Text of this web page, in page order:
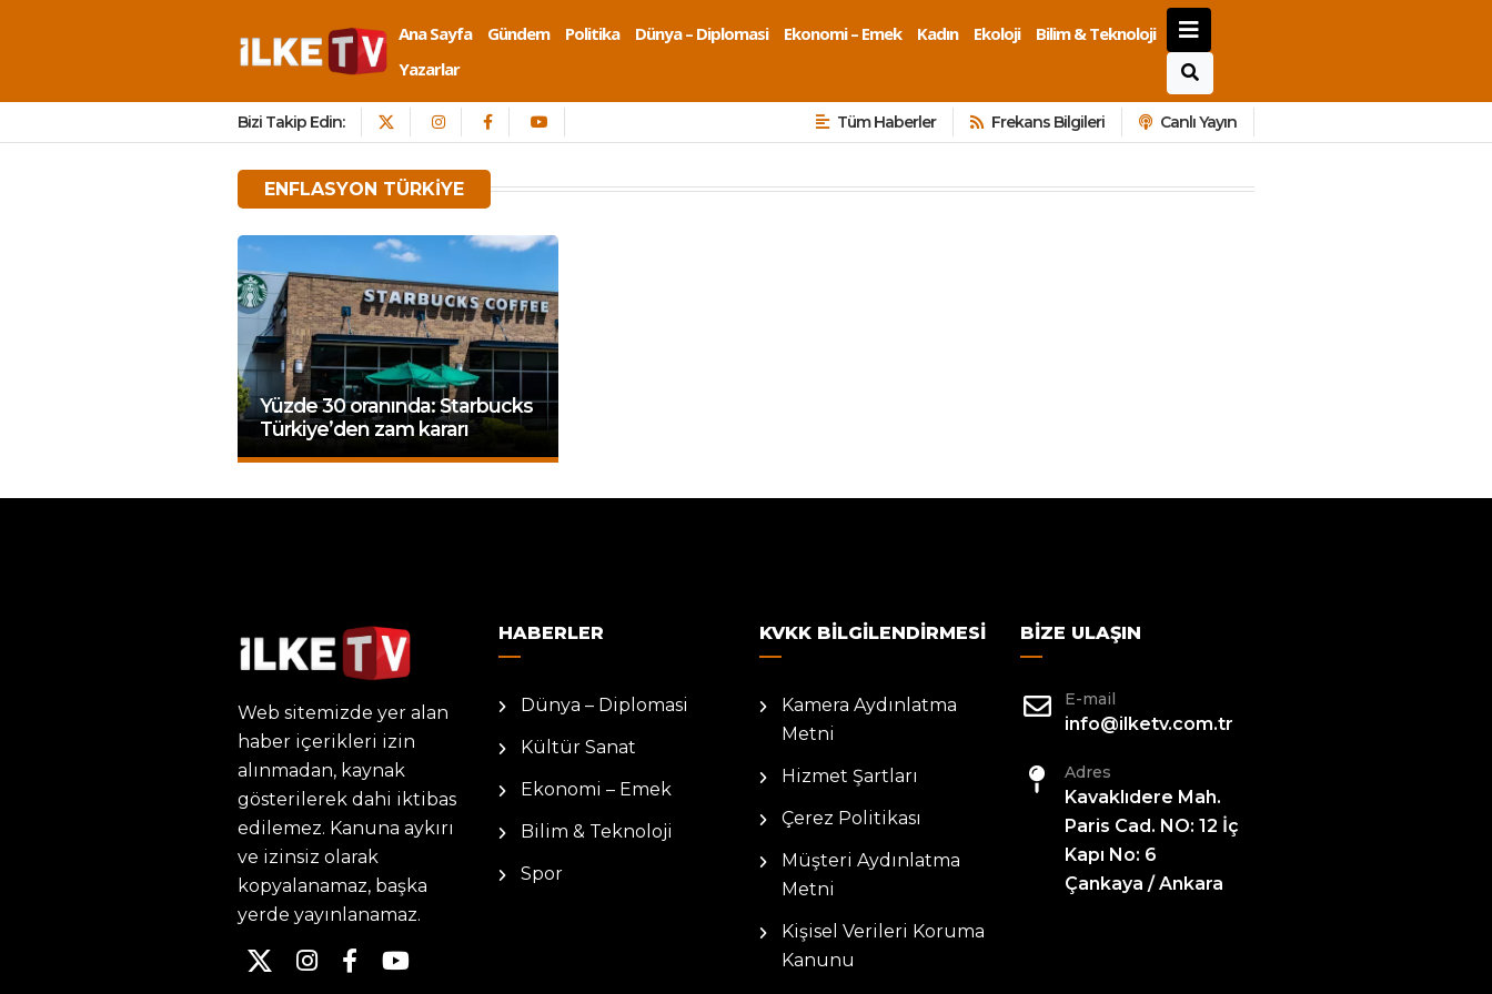
Ana Sayfa Gündem Politika Dünya – Diplomasi Ekonomi – Emek Kadın Ekoloji
Bilim & Teknoloji
Yazarlar
Bizi Takip Edin: Tüm Haberler Frekans Bilgileri Canlı Yayın
ENFLASYON TÜRKIYE
Yüzde 30 oranında: Starbucks
Türkiye’den zam kararı
Web sitemizde yer alan
haber içerikleri izin
alınmadan, kaynak
gösterilerek dahi iktibas
edilemez. Kanuna aykırı
ve izinsiz olarak
kopyalanamaz, başka
yerde yayınlanamaz.
HABERLER
Dünya – Diplomasi
Kültür Sanat
Ekonomi – Emek
Bilim & Teknoloji
Spor
KVKK BILGILENDIRMESI
Kamera Aydınlatma
Metni
Hizmet Şartları
Çerez Politikası
Müşteri Aydınlatma
Metni
Kişisel Verileri Koruma
Kanunu
BIZE ULAŞIN
E-mail
info@ilketv.com.tr
Adres
Kavaklıdere Mah.
Paris Cad. NO: 12 İç
Kapı No: 6
Çankaya / Ankara